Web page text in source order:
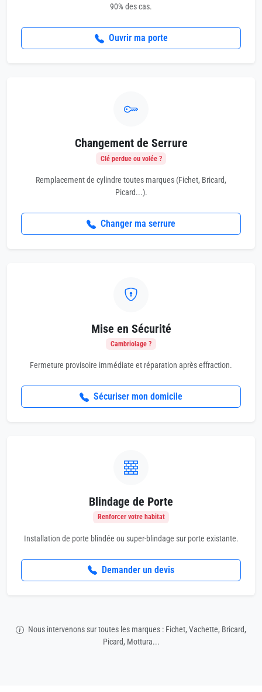
90% des cas.
Ouvrir ma porte
Changement de Serrure
Clé perdue ou volée ?
Remplacement de cylindre toutes marques (Fichet, Bricard,
Picard...).
Changer ma serrure
Mise en Sécurité
Cambriolage ?
Fermeture provisoire immédiate et réparation après effraction.
Sécuriser mon domicile
Blindage de Porte
Renforcer votre habitat
Installation de porte blindée ou super-blindage sur porte existante.
Demander un devis
Nous intervenons sur toutes les marques : Fichet, Vachette, Bricard,
Picard, Mottura...